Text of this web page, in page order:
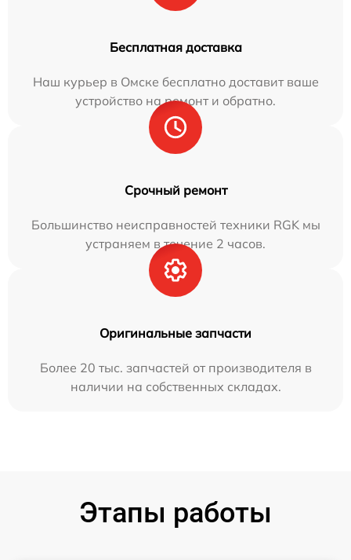
Бесплатная доставка
Наш курьер в Омске бесплатно доставит ваше
устройство на ремонт и обратно.
Срочный ремонт
Большинство неисправностей техники RGK мы
устраняем в течение 2 часов.
Оригинальные запчасти
Более 20 тыс. запчастей от производителя в
наличии на собственных складах.
Этапы работы